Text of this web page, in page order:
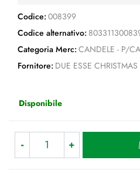
Codice: 008399
Codice alternativo:
Categoria Merc: CANDELE - P/
Fornitore: DUE ESSE CHRISTMAS
Disponibile